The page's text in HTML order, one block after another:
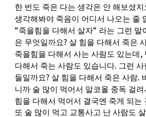
한 번도 죽은 다는 생각은 안 해보셨지
생각해봐야 죽음이 어디서 나오는 줄
“죽을힘을 다해서 살자“ 라는 그런 말
은 무엇일까요? 살 힘을 다해서 죽은
죽을힘을 다해서 사는 사람도 있는데 ,
다해서 죽는 사람도 있습니다. 그런
들일까요? 살 힘을 다해서 죽은 사람.
니까 술 많이 먹어서 알코올 중독 걸
힘을 다해서 먹어서 결국엔 죽게 되는
또 술 많이 먹고 교통사고 난 사람도